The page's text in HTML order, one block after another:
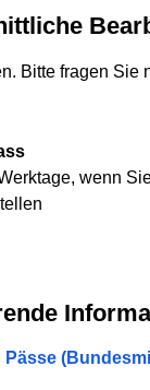
Bitte fragen Sie
wenn
Pässe